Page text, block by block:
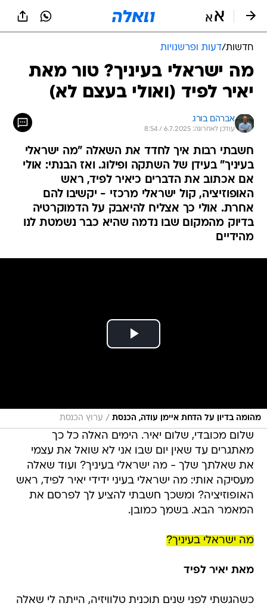
חדשות/דעות ופרשנויות
מה ישראלי בעיניך? טור מאת
יאיר לפיד (ואולי בעצם לא)
אברהם בורג
עודכן לאחרונה: 6.7.2025 / 8:54
חשבתי רבות איך לחדד את השאלה "מה ישראלי
בעיניך" בעידן של השתקה ופילוג. ואז הבנתי: אולי
אם אכתוב את הדברים כיאיר לפיד, ראש
האופוזיציה, קול ישראלי מרכזי - יקשיבו להם
אחרת. אולי כך אצליח להיאבק על הדמוקרטיה
בדיוק מהמקום שבו נדמה שהיא כבר נשמטת לנו
מהידיים
מהומה בדיון על הדחת איימן עודה, הכנסת / ערוץ הכנסת
שלום מכובדי, שלום יאיר. הימים האלה כל כך
מאתגרים עד שאין יום שבו אני לא שואל את עצמי
את שאלתך שלך - מה ישראלי בעיניך? ועוד שאלה
מעסיקה אותי: מה ישראלי בעיני ידידי יאיר לפיד, ראש
האופוזיציה? ומשכך חשבתי להציע לך לפרסם את
המאמר הבא. בשמך כמובן.
מה ישראלי בעיניך?
מאת יאיר לפיד
כשהגשתי לפני שנים תוכנית טלוויזיה, הייתה לי שאלה